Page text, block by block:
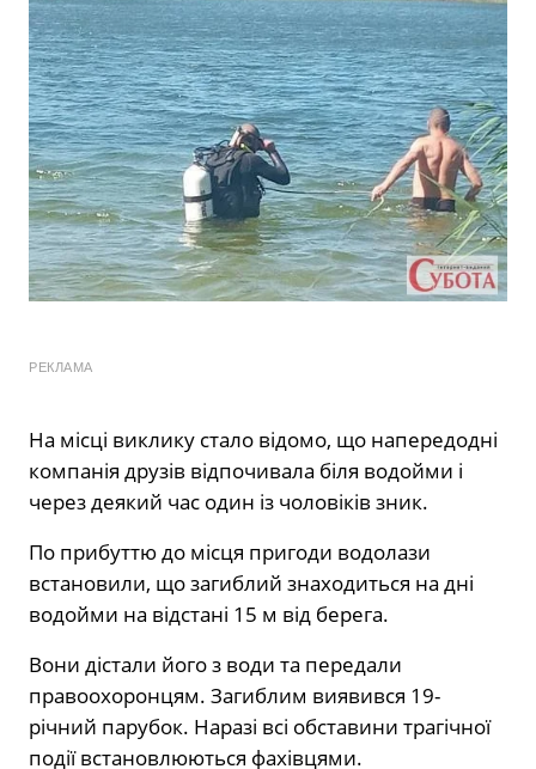
РЕКЛАМА
На місці виклику стало відомо, що напередодні
компанія друзів відпочивала біля водойми і
через деякий час один із чоловіків зник.
По прибуттю до місця пригоди водолази
встановили, що загиблий знаходиться на дні
водойми на відстані 15 м від берега.
Вони дістали його з води та передали
правоохоронцям. Загиблим виявився 19-
річний парубок. Наразі всі обставини трагічної
події встановлюються фахівцями.